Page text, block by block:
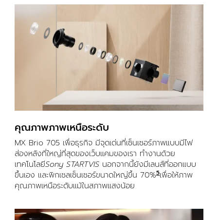
คุณภาพภาพเหนือระดับ
MX Brio 705 เพื่อธุรกิจ มีจุดเด่นที่เซ็นเซอร์ภาพแบบมีไฟ
ส่องหลังที่ใหญ่ที่สุดของเว็บแคมของเรา ทำงานด้วย
เทคโนโลยีSony STARTVIS นอกจากนี้ยังมีเลนส์ที่ออกแบบ
ขึ้นเอง และพิกเซลเซ็นเซอร์ขนาดใหญ่ขึ้น 70%5เมื่อเทียบกับ
เพื่อให้ภาพ
คุณภาพเหนือระดับแม้ในสภาพแสงน้อย